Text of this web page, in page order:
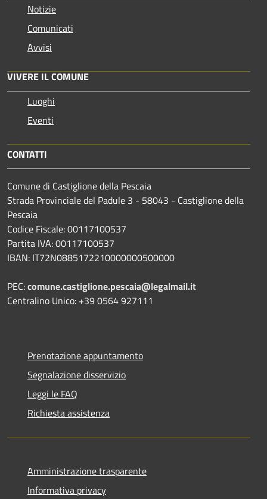
Notizie
Comunicati
Avvisi
VIVERE IL COMUNE
Luoghi
Eventi
CONTATTI
Comune di Castiglione della Pescaia
Strada Provinciale del Padule 3 - 58043 - Castiglione della
Pescaia
Codice Fiscale: 00117100537
Partita IVA: 00117100537
IBAN: IT72N0885172210000000500000
PEC:comune.castiglione.pescaia@legalmail.it
Centralino Unico: +39 0564 927111
Prenotazione appuntamento
Segnalazione disservizio
Leggi le FAQ
Richiesta assistenza
Amministrazione trasparente
Informativa privacy